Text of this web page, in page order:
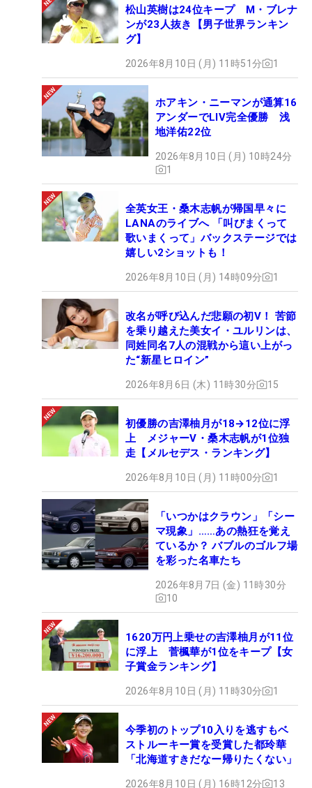
松山英樹は24位キープ M・ブレナ
ンが23人抜き【男子世界ランキン
グ】
2026年8月10日 (月) 11時51分 1
ホアキン・ニーマンが通算16
アンダーでLIV完全優勝 浅
地洋佑22位
2026年8月10日 (月) 10時24分
1
全英女王・桑木志帆が帰国早々に
LANAのライブへ 「叫びまくって
歌いまくって」バックステージでは
嬉しい2ショットも！
2026年8月10日 (月) 14時09分 1
改名が呼び込んだ悲願の初V！ 苦節
を乗り越えた美女イ・ユルリンは、
同姓同名7人の混戦から這い上がっ
た“新星ヒロイン”
2026年8月6日 (木) 11時30分 15
初優勝の吉澤柚月が18→12位に浮
上 メジャーV・桑木志帆が1位独
走【メルセデス・ランキング】
2026年8月10日 (月) 11時00分 1
「いつかはクラウン」「シー
マ現象」……あの熱狂を覚え
ているか？ バブルのゴルフ場
を彩った名車たち
2026年8月7日 (金) 11時30分
10
1620万円上乗せの吉澤柚月が11位
に浮上 菅楓華が1位をキープ【女
子賞金ランキング】
2026年8月10日 (月) 11時30分 1
今季初のトップ10入りを逃すもベ
ストルーキー賞を受賞した都玲華
「北海道すきだなー帰りたくない」
2026年8月10日 (月) 16時12分 13